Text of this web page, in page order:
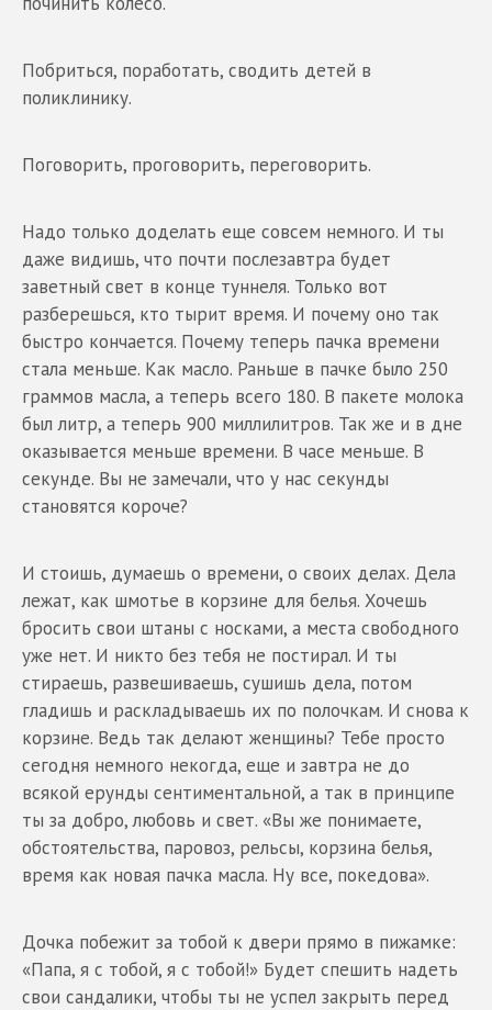
Побриться, поработать, сводить детей в
поликлинику.
Поговорить, проговорить, переговорить.
Надо только доделать еще совсем немного. И ты
даже видишь, что почти послезавтра будет
заветный свет в конце туннеля. Только вот
разберешься, кто тырит время. И почему оно так
быстро кончается. Почему теперь пачка времени
стала меньше. Как масло. Раньше в пачке было 250
граммов масла, а теперь всего 180. В пакете молока
был литр, а теперь 900 миллилитров. Так же и в дне
оказывается меньше времени. В часе меньше. В
секунде. Вы не замечали, что у нас секунды
становятся короче?
И стоишь, думаешь о времени, о своих делах. Дела
лежат, как шмотье в корзине для белья. Хочешь
бросить свои штаны с носками, а места свободного
уже нет. И никто без тебя не постирал. И ты
стираешь, развешиваешь, сушишь дела, потом
гладишь и раскладываешь их по полочкам. И снова к
корзине. Ведь так делают женщины? Тебе просто
сегодня немного некогда, еще и завтра не до
всякой ерунды сентиментальной, а так в принципе
ты за добро, любовь и свет. «Вы же понимаете,
обстоятельства, паровоз, рельсы, корзина белья,
время как новая пачка масла. Ну все, покедова».
Дочка побежит за тобой к двери прямо в пижамке:
«Папа, я с тобой, я с тобой!» Будет спешить надеть
свои сандалики, чтобы ты не успел закрыть перед